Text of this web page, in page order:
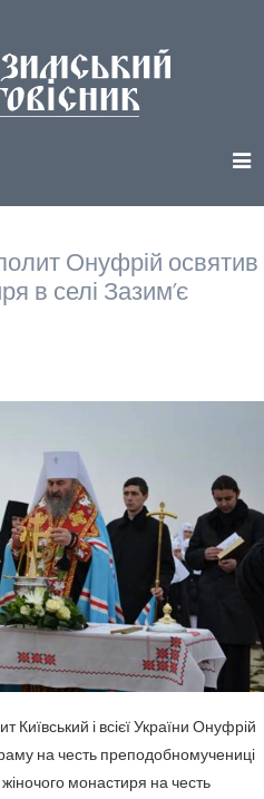
Онуфрій освятив
в селі Зазим’є
і всієї України Онуфрій
на честь преподобномучениці
монастиря на честь